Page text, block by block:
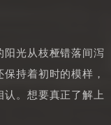
阳光从枝桠错落间泻
持着初时的模样，
。想要真正了解上